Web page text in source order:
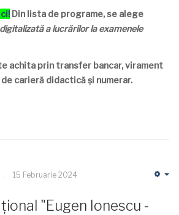
Din lista de programe, se alege
a lucrărilor la examenele
achita prin transfer bancar,virament
carieră didactică și numerar.
15 Februarie 2024
"Eugen Ionescu -